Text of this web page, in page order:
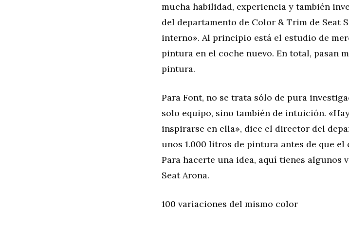
mucha habilidad, experiencia y también
del departamento de Color & Trim de Seat
interno». Al principio está el estudio de
pintura en el coche nuevo. En total, pasan
pintura.
Para Font, no se trata sólo de pura
solo equipo, sino también de intuición.
inspirarse en ella», dice el director del
unos 1.000 litros de pintura antes de que
Para hacerte una idea, aquí tienes
Seat Arona.
100 variaciones del mismo color